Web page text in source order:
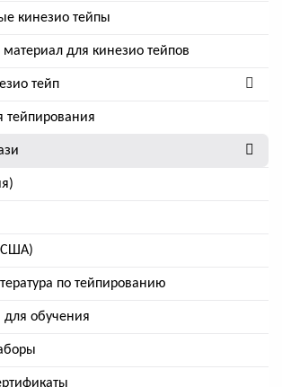
кинезио тейпы
для кинезио тейпов
тейп
тейпирования
по тейпированию
для обучения